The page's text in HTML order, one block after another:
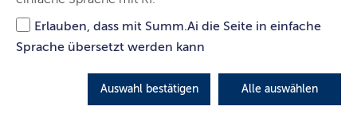
Erlauben, dass mit Summ.Ai die Seite in einfache
Sprache übersetzt werden kann
Auswahl bestätigen Alle auswählen
Landesregierung stellt
Haushaltsentwurf 2026 vor
Investieren mit Weitsicht, Konsolidieren mit
Verantwortung – unter diesem Credo steht der
Haushaltsentwurf für das kommende Jahr, den